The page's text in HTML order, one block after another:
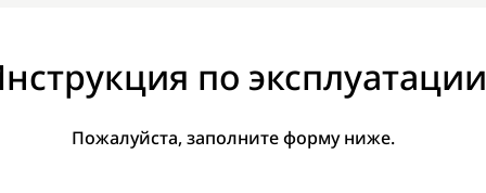
по эксплуатации
Пожалуйста, заполните форму ниже.